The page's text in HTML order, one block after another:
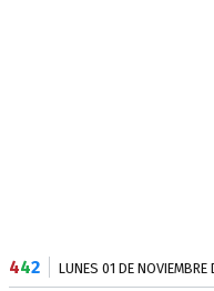
442 LUNES 01 DE NOVIEMBRE